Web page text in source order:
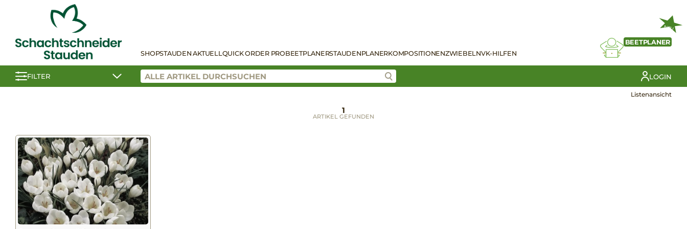
SHOPSTAUDEN AKTUELLQUICK ORDER PROBEETPLANERSTAUDENPLANERKOMPOSITIONENZWIEBELNVK-HILFEN
NEU
BEETPLANER
FILTER LOGIN
Listenansicht
1
ARTIKEL GEFUNDEN